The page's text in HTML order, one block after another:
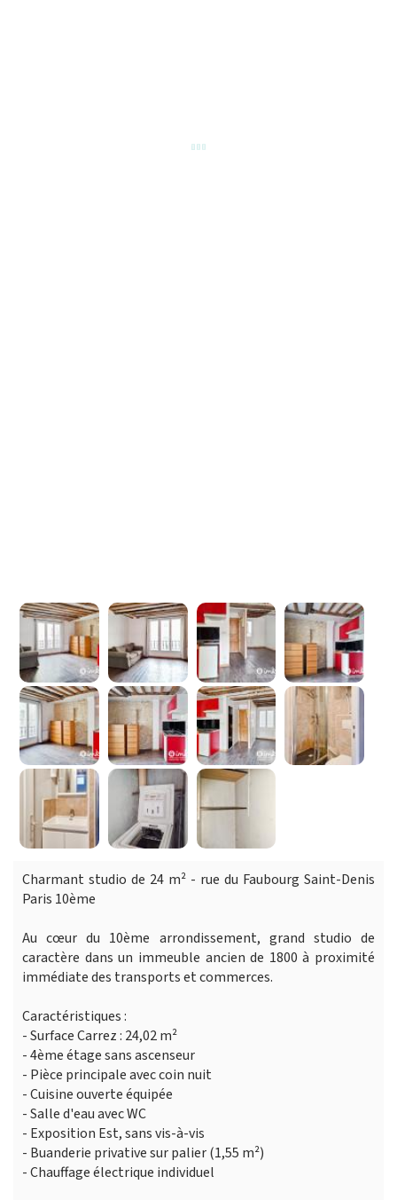
Charmant studio de 24 m² - rue du Faubourg Saint-Denis
Paris 10ème
Au cœur du 10ème arrondissement, grand studio de
caractère dans un immeuble ancien de 1800 à proximité
immédiate des transports et commerces.
Caractéristiques :
- Surface Carrez : 24,02 m²
- 4ème étage sans ascenseur
- Pièce principale avec coin nuit
- Cuisine ouverte équipée
- Salle d'eau avec WC
- Exposition Est, sans vis-à-vis
- Buanderie privative sur palier (1,55 m²)
- Chauffage électrique individuel